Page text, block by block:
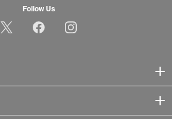
Follow Us